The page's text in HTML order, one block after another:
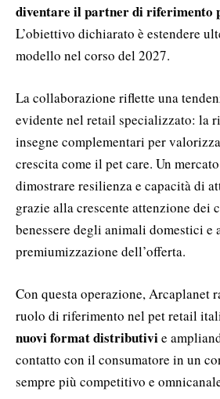
diventare il partner di riferimento
L’obiettivo dichiarato è estendere
modello nel corso del 2027.
La collaborazione riflette una
evidente nel retail specializzato: la
insegne complementari per
crescita come il pet care. Un
dimostrare resilienza e capacità di
grazie alla crescente attenzione dei
benessere degli animali domestici e
premiumizzazione dell’offerta.
Con questa operazione, Arcaplanet
ruolo di riferimento nel pet retail
nuovi format distributivie
contatto con il consumatore in un
sempre più competitivo e